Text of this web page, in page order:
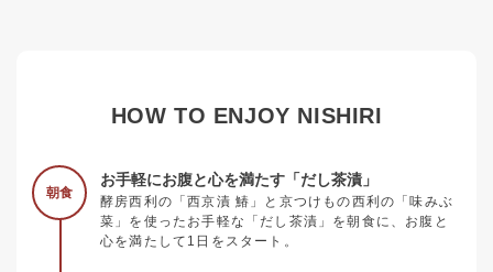
HOW TO ENJOY NISHIRI
朝食
お手軽にお腹と心を満たす「だし茶漬」
酵房西利の「西京漬 鰆」と京つけもの西利の「味みぶ
菜」を使ったお手軽な「だし茶漬」を朝食に、お腹と
心を満たして1日をスタート。